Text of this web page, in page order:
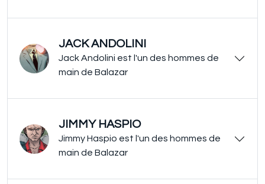
JACK ANDOLINI
Jack Andolini est l'un des hommes de
main de Balazar
JIMMY HASPIO
Jimmy Haspio est l'un des hommes de
main de Balazar